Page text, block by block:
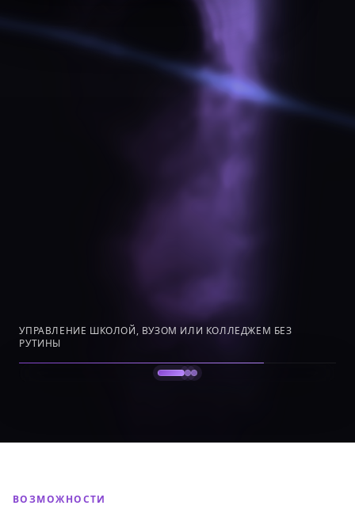
УПРАВЛЕНИЕ ШКОЛОЙ, ВУЗОМ ИЛИ КОЛЛЕДЖЕМ БЕЗ
РУТИНЫ
ВОЗМОЖНОСТИ